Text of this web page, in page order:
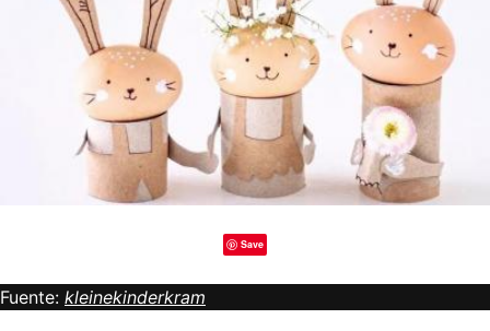
Save
Fuente: kleinekinderkram